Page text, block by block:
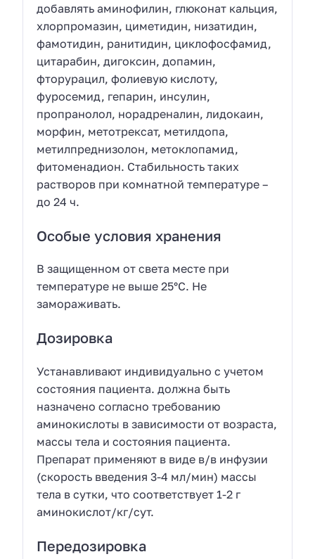
добавлять аминофилин, глюконат кальция,
хлорпромазин, циметидин, низатидин,
фамотидин, ранитидин, циклофосфамид,
цитарабин, дигоксин, допамин,
фторурацил, фолиевую кислоту,
фуросемид, гепарин, инсулин,
пропранолол, норадреналин, лидокаин,
морфин, метотрексат, метилдопа,
метилпреднизолон, метоклопамид,
фитоменадион. Стабильность таких
растворов при комнатной температуре –
до 24 ч.
Особые условия хранения
В защищенном от света месте при
температуре не выше 25°С. Не
замораживать.
Дозировка
Устанавливают индивидуально с учетом
состояния пациента. должна быть
назначено согласно требованию
аминокислоты в зависимости от возраста,
массы тела и состояния пациента.
Препарат применяют в виде в/в инфузии
(скорость введения 3-4 мл/мин) массы
тела в сутки, что соответствует 1-2 г
аминокислот/кг/сут.
Передозировка